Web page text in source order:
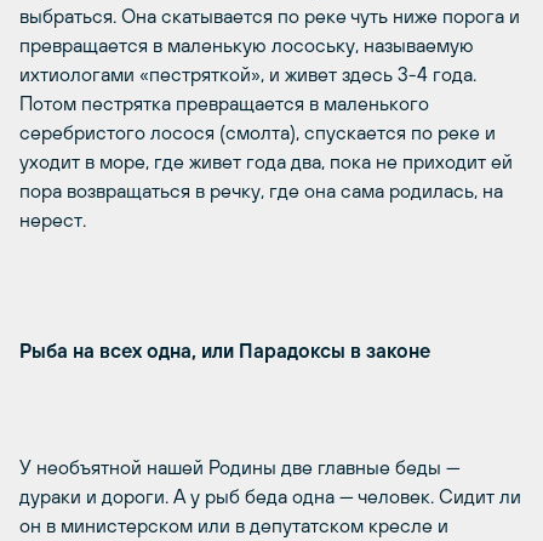
выбраться. Она скатывается по реке чуть ниже порога и
превращается в маленькую лосоську, называемую
ихтиологами «пестряткой», и живет здесь 3-4 года.
Потом пестрятка превращается в маленького
серебристого лосося (смолта), спускается по реке и
уходит в море, где живет года два, пока не приходит ей
пора возвращаться в речку, где она сама родилась, на
нерест.
Рыба на всех одна, или Парадоксы в законе
У необъятной нашей Родины две главные беды —
дураки и дороги. А у рыб беда одна — человек. Сидит ли
он в министерском или в депутатском кресле и